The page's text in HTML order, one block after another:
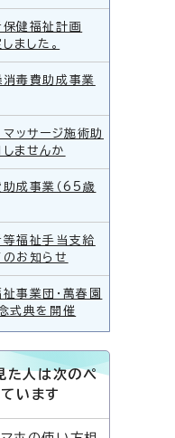
保健福祉計画
ました。
毒費助成事業
マッサージ施術助
ませんか
成事業（65歳
福祉手当支給
お知らせ
事業団・萬春園
式典を開催
た人は次のペ
います